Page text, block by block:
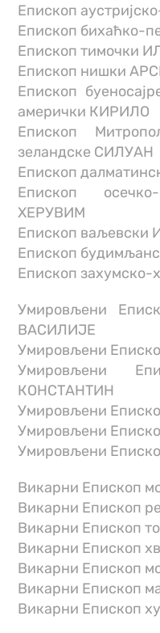
Епископ
Епископ бихаћко-
Епископ тимочки
Епископ нишки
Епископ
амерички КИРИЛО
Епископ
зеландске СИЛУАН
Епископ
Епископ
ХЕРУВИМ
Епископ ваљевски
Епископ
Епископ
Умировљени
ВАСИЛИЈЕ
Умировљени
Умировљени
КОНСТАНТИН
Умировљени
Умировљени
Умировљени
Викарни Епископ
Викарни Епископ
Викарни Епископ
Викарни Епископ
Викарни Епископ
Викарни Епископ
Викарни Епископ